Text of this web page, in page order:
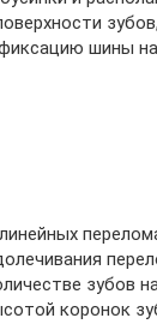
шины на
зубов
коронок